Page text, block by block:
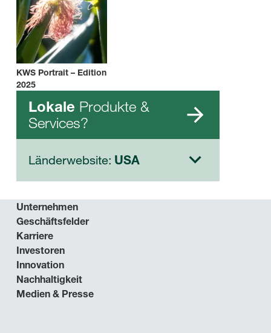
KWS Portrait – Edition
2025
Lokale Produkte &
Services?
Länderwebsite: USA
Unternehmen
Geschäftsfelder
Karriere
Investoren
Innovation
Nachhaltigkeit
Medien & Presse